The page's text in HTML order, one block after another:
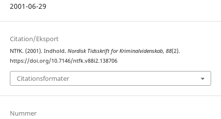
2001-06-29
Citation/Eksport
NTfK. (2001). Indhold. Nordisk Tidsskrift for Kriminalvidenskab, 88(2).
https://doi.org/10.7146/ntfk.v88i2.138706
Citationsformater
Nummer